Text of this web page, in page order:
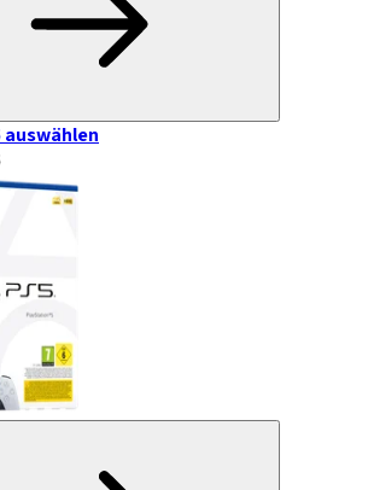
auswählen